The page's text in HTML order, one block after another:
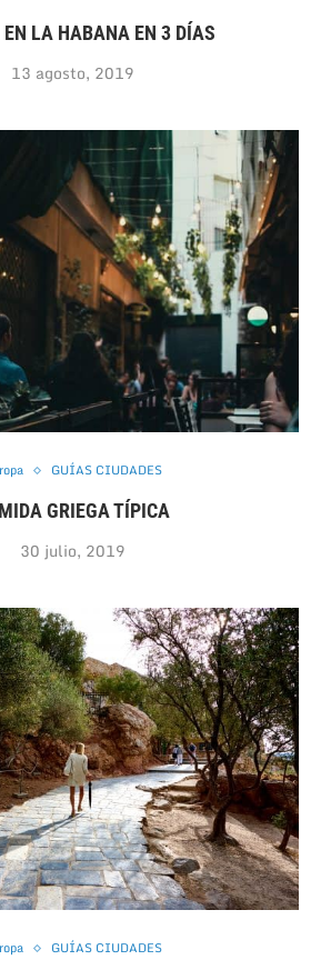
EN LA HABANA EN 3 DÍAS
13 agosto, 2019
GUÍAS CIUDADES
GRIEGA TÍPICA
30 julio, 2019
GUÍAS CIUDADES